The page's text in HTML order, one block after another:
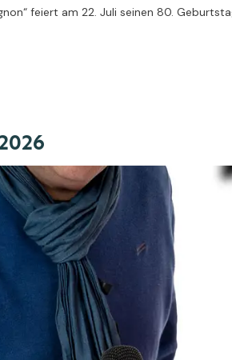
feiert am 22. Juli seinen 80.